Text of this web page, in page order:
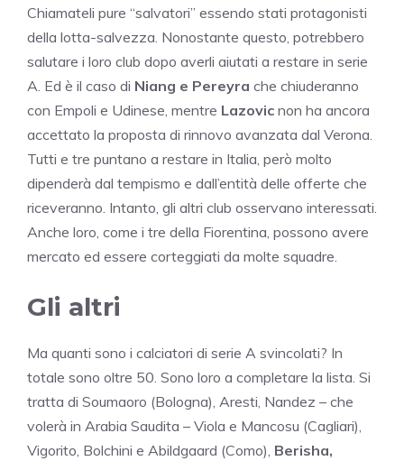
Chiamateli pure “salvatori” essendo stati protagonisti
della lotta-salvezza. Nonostante questo, potrebbero
salutare i loro club dopo averli aiutati a restare in serie
A. Ed è il caso di Niang e Pereyra che chiuderanno
con Empoli e Udinese, mentre Lazovic non ha ancora
accettato la proposta di rinnovo avanzata dal Verona.
Tutti e tre puntano a restare in Italia, però molto
dipenderà dal tempismo e dall’entità delle offerte che
riceveranno. Intanto, gli altri club osservano interessati.
Anche loro, come i tre della Fiorentina, possono avere
mercato ed essere corteggiati da molte squadre.
Gli altri
Ma quanti sono i calciatori di serie A svincolati? In
totale sono oltre 50. Sono loro a completare la lista. Si
tratta di Soumaoro (Bologna), Aresti, Nandez – che
volerà in Arabia Saudita – Viola e Mancosu (Cagliari),
Vigorito, Bolchini e Abildgaard (Como), Berisha,